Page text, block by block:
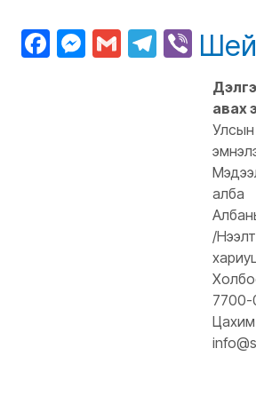
Facebook
Messenger
Gmail Viber
авах
Улсын
алба
/
7700-